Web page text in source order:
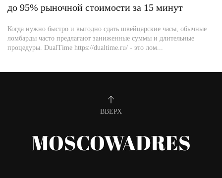
до 95% рыночной стоимости за 15 минут
Когда нужно быстро и выгодно сдать швейцарские часы, обычные
ломбарды часто предлагают заниженные суммы и длительные
процедуры. DualTime https://dualtime.ru/ - это лом...
ВВЕРХ
MOSCOWADRES